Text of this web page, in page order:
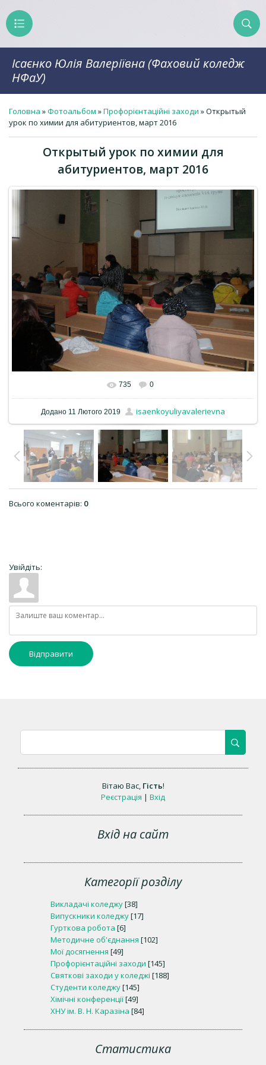
Ісаєнко Юлія Валеріївна (Фаховий коледж
НФаУ)
Головна »Фотоальбом »Профорієнтаційні заходи » Открытый
урок по химии для абитуриентов, март 2016
Открытый урок по химии для
абитуриентов, март 2016
735 0
Додано 11 Лютого 2019 isaenkoyuliyavalerievna
Всього коментарів: 0
Увійдіть:
Відправити
Вітаю Вас, Гість!
Реєстрація | Вхід
Вхід на сайт
Категорії розділу
Викладачі коледжу[38]
Випускники коледжу[17]
Гурткова робота [6]
Методичне об'єднання [102]
Мої досягнення [49]
Профорієнтаційні заходи [145]
Святкові заходи у коледжі [188]
Студенти коледжу[145]
Хімічні конференції[49]
ХНУ ім. В. Н. Каразіна [84]
Статистика